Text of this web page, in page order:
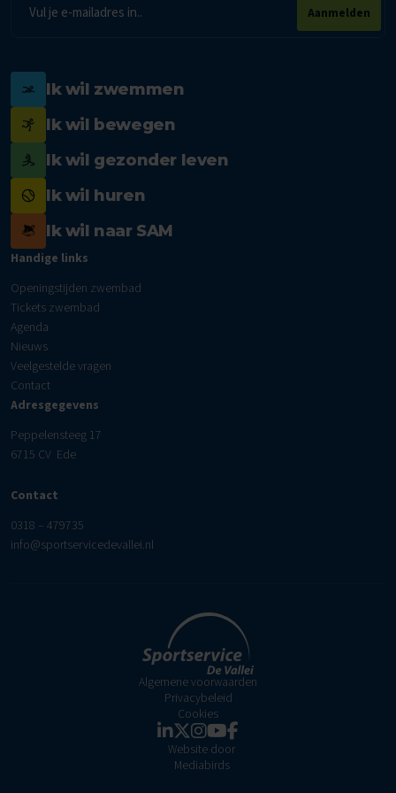
mailadres
Aanmelden
Ik wil zwemmen
Ik wil bewegen
Ik wil gezonder leven
Ik wil huren
Ik wil naar SAM
Handige links
Openingstijden zwembad
Tickets zwembad
Agenda
Nieuws
Veelgestelde vragen
Contact
Adresgegevens
Peppelensteeg 17
6715 CV Ede
Contact
0318 – 479735
info@sportservicedevallei.nl
Algemene voorwaarden
Privacybeleid
Cookies
Website door
Mediabirds